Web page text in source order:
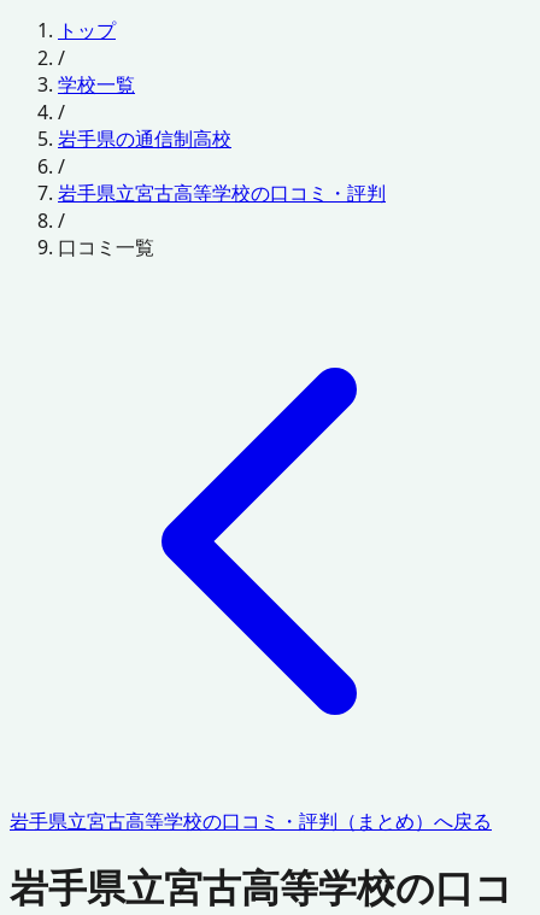
トップ
/
学校一覧
/
岩手県の通信制高校
/
岩手県立宮古高等学校の口コミ・評判
/
口コミ一覧
岩手県立宮古高等学校の口コミ・評判（まとめ）へ戻る
岩手県立宮古高等学校の口コ